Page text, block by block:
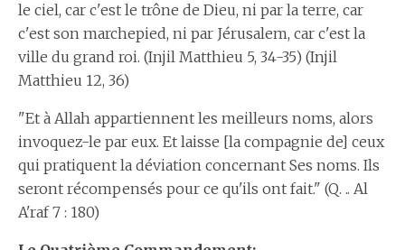
le ciel, car c'est le trône de Dieu, ni par la terre, car
c'est son marchepied, ni par Jérusalem, car c'est la
ville du grand roi. (Injil Matthieu 5, 34-35) (Injil
Matthieu 12, 36)
"Et à Allah appartiennent les meilleurs noms, alors
invoquez-le par eux. Et laisse [la compagnie de] ceux
qui pratiquent la déviation concernant Ses noms. Ils
seront récompensés pour ce qu'ils ont fait." (Q. .. Al
A'raf 7 : 180)